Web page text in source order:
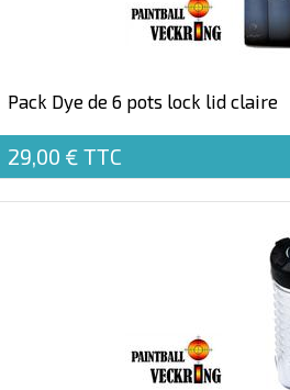
Pack Dye de 6 pots lock lid claire
29,00 € TTC